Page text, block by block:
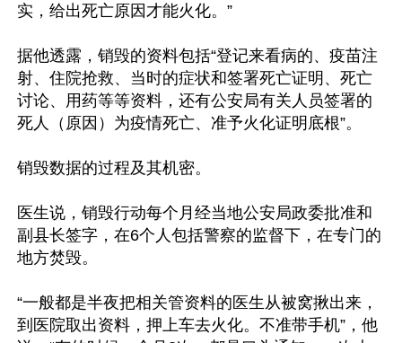
实，给出死亡原因才能火化。”
据他透露，销毁的资料包括“登记来看病的、疫苗注
射、住院抢救、当时的症状和签署死亡证明、死亡
讨论、用药等等资料，还有公安局有关人员签署的
死人（原因）为疫情死亡、准予火化证明底根”。
销毁数据的过程及其机密。
医生说，销毁行动每个月经当地公安局政委批准和
副县长签字，在6个人包括警察的监督下，在专门的
地方焚毁。
“一般都是半夜把相关管资料的医生从被窝揪出来，
到医院取出资料，押上车去火化。不准带手机”，他